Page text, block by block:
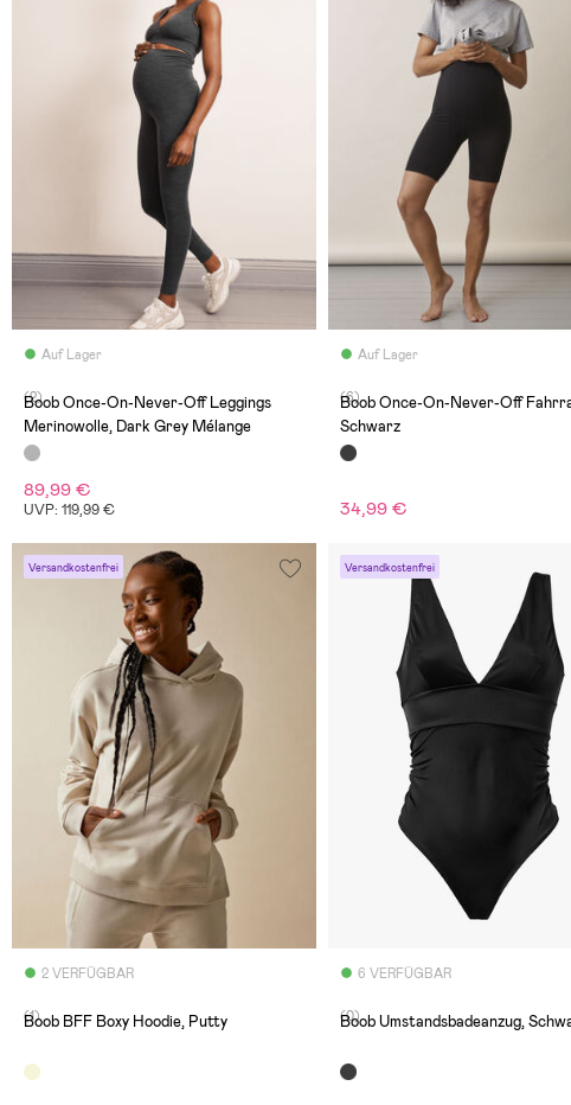
Auf Lager
(2)
Boob Once-On-Never-Off Leggings
Merinowolle, Dark Grey Mélange
89,99 €
UVP: 119,99 €
Auf Lager
(6)
Boob Once-On-Never-Off
Schwarz
34,99 €
Versandkostenfrei
2 VERFÜGBAR
(1)
Boob BFF Boxy Hoodie, Putty
Versandkostenfrei
6 VERFÜGBAR
(0)
Boob Umstandsbadeanzug,